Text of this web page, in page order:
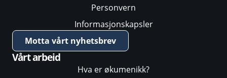
Personvern
Informasjonskapsler
Motta vårt nyhetsbrev
Vårt arbeid
Hva er økumenikk?